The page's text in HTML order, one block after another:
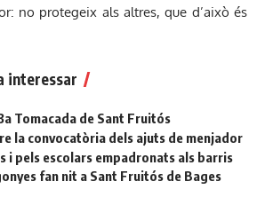
no protegeix als altres, que d’això és
interessar
Tomacada de Sant Fruitós
la convocatòria dels ajuts de menjador
i pels escolars empadronats als barris
fan nit a Sant Fruitós de Bages